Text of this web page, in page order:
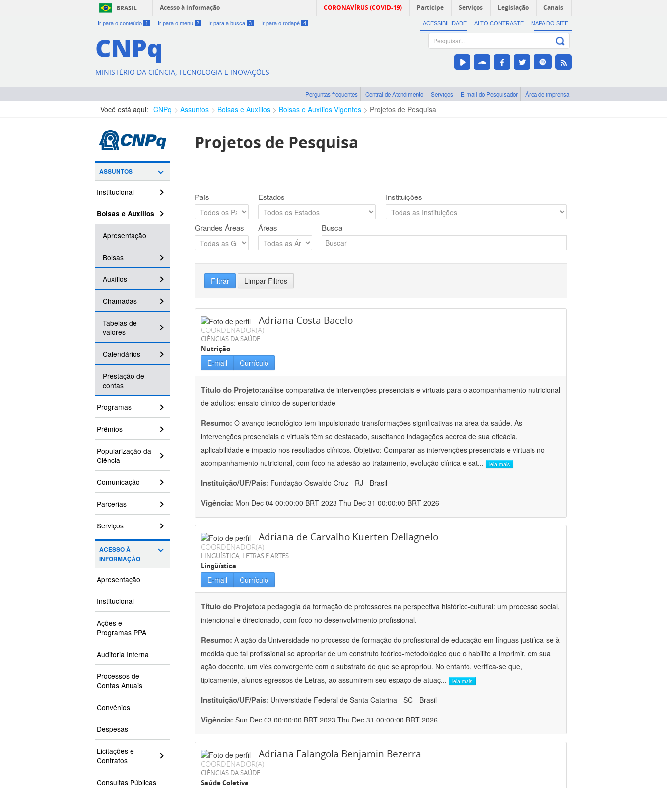
BRASIL Acesso à informação CORONAVÍRUS (COVID-19) Participe Serviços Legislação Canais
Ir para o conteúdo 1 Ir para o menu 2 Ir para a busca 3 Ir para o rodapé 4 ACESSIBILIDADE ALTO CONTRASTE MAPA DO SITE
CNPq
MINISTÉRIO DA CIÊNCIA, TECNOLOGIA E INOVAÇÕES
Perguntas frequentes Central de Atendimento Serviços E-mail do Pesquisador Área de imprensa
Você está aqui: CNPq Assuntos Bolsas e Auxílios Bolsas e Auxílios Vigentes Projetos de Pesquisa
ASSUNTOS
Institucional
Bolsas e Auxílios
Apresentação
Bolsas
Auxílios
Chamadas
Tabelas de
valores
Calendários
Prestação de
contas
Programas
Prêmios
Popularização da
Ciência
Comunicação
Parcerias
Serviços
ACESSO À
INFORMAÇÃO
Apresentação
Institucional
Ações e
Programas PPA
Auditoria Interna
Processos de
Contas Anuais
Convênios
Despesas
Licitações e
Contratos
Consultas Públicas
Projetos de Pesquisa
País Estados Instituições
Grandes Áreas Áreas Busca
Filtrar Limpar Filtros
Adriana Costa Bacelo
COORDENADOR(A)
CIÊNCIAS DA SAÚDE
Nutrição
E-mail Currículo
Título do Projeto:análise comparativa de intervenções presenciais e virtuais para o acompanhamento nutricional
de adultos: ensaio clínico de superioridade
Resumo: O avanço tecnológico tem impulsionado transformações significativas na área da saúde. As
intervenções presenciais e virtuais têm se destacado, suscitando indagações acerca de sua eficácia,
aplicabilidade e impacto nos resultados clínicos. Objetivo: Comparar as intervenções presenciais e virtuais no
acompanhamento nutricional, com foco na adesão ao tratamento, evolução clínica e sat... leia mais
Instituição/UF/País: Fundação Oswaldo Cruz - RJ - Brasil
Vigência: Mon Dec 04 00:00:00 BRT 2023-Thu Dec 31 00:00:00 BRT 2026
Adriana de Carvalho Kuerten Dellagnelo
COORDENADOR(A)
LINGÜÍSTICA, LETRAS E ARTES
Lingüística
E-mail Currículo
Título do Projeto:a pedagogia da formação de professores na perspectiva histórico-cultural: um processo social,
intencional e direcionado, com foco no desenvolvimento profissional.
Resumo: A ação da Universidade no processo de formação do profissional de educação em línguas justifica-se à
medida que tal profissional se apropriar de um construto teórico-metodológico que o habilite a imprimir, em sua
ação docente, um viés convergente com o substrato de que se apropriou. No entanto, verifica-se que,
tipicamente, alunos egressos de Letras, ao assumirem seu espaço de atuaç... leia mais
Instituição/UF/País: Universidade Federal de Santa Catarina - SC - Brasil
Vigência: Sun Dec 03 00:00:00 BRT 2023-Thu Dec 31 00:00:00 BRT 2026
Adriana Falangola Benjamin Bezerra
COORDENADOR(A)
CIÊNCIAS DA SAÚDE
Saúde Coletiva